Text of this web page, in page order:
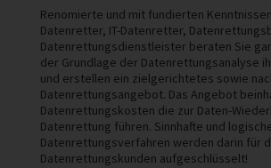
Renomierte und mit fundierten
Datenretter, IT-Datenretter,
Datenrettungsdienstleister beraten Sie
der Grundlage der Datenrettungsanalyse
und erstellen ein zielgerichtetes sowie
Datenrettungsangebot. Das Angebot
Datenrettungskosten die zur Daten-
Datenrettung führen. Sinnhafte und
Datenrettungsverfahren werden darin für
Datenrettungskunden aufgeschlüsselt!